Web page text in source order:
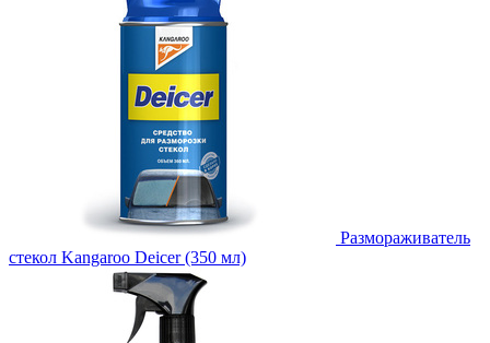
Размораживатель
стекол Kangaroo Deicer (350 мл)